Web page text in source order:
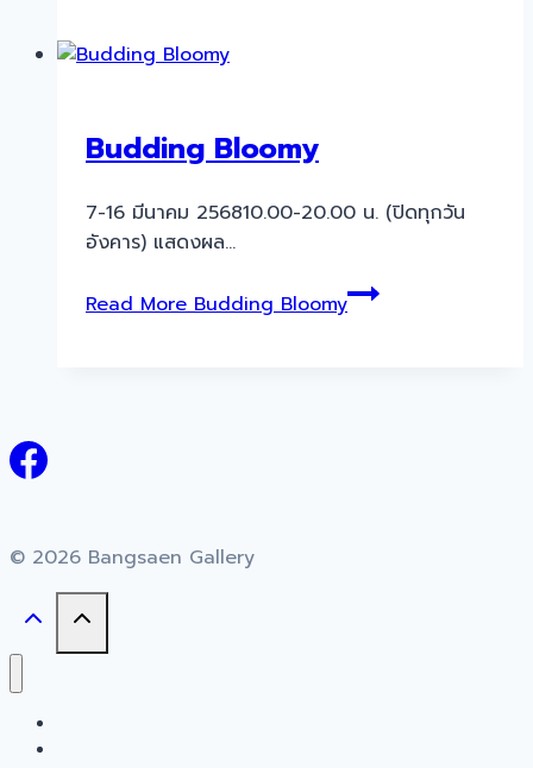
Budding Bloomy
7-16 มีนาคม 256810.00-20.00 น. (ปิดทุกวัน
อังคาร) แสดงผล…
Read MoreBudding Bloomy
© 2026 Bangsaen Gallery